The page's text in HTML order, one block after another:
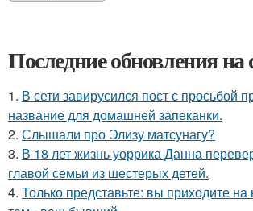
Последние обновления на
1. В сети завирусился пост с просьбой
название для домашней запеканки.
2. Слышали про Элизу матсунагу?
3. В 18 лет жизнь уоррика Данна
главой семьи из шестерых детей.
4. Только представьте: вы приходите